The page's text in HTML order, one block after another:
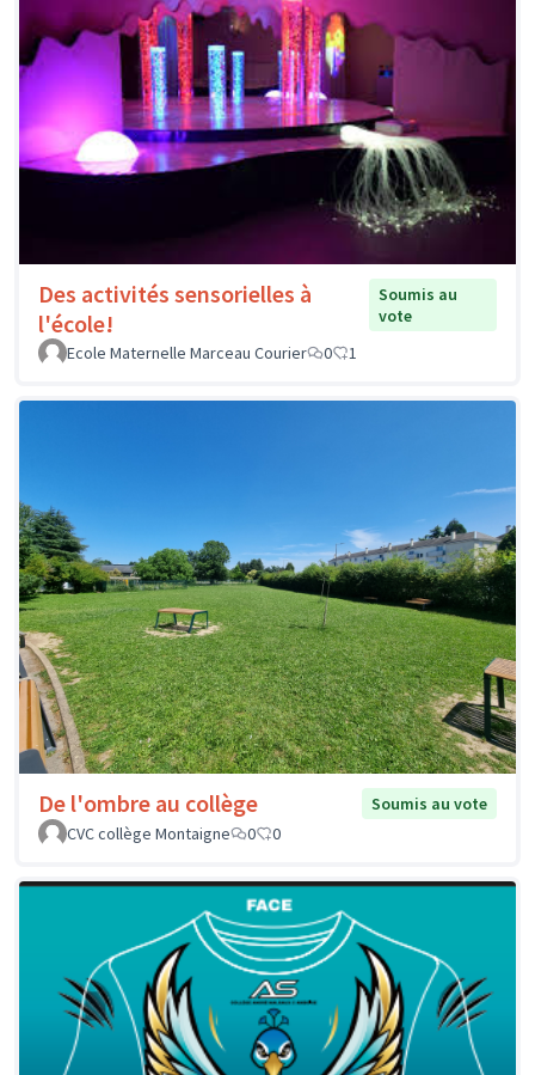
Des activités sensorielles à
l'école!
Soumis au
vote
Ecole Maternelle Marceau Courier
0 1
De l'ombre au collège
Soumis au vote
CVC collège Montaigne
0 0